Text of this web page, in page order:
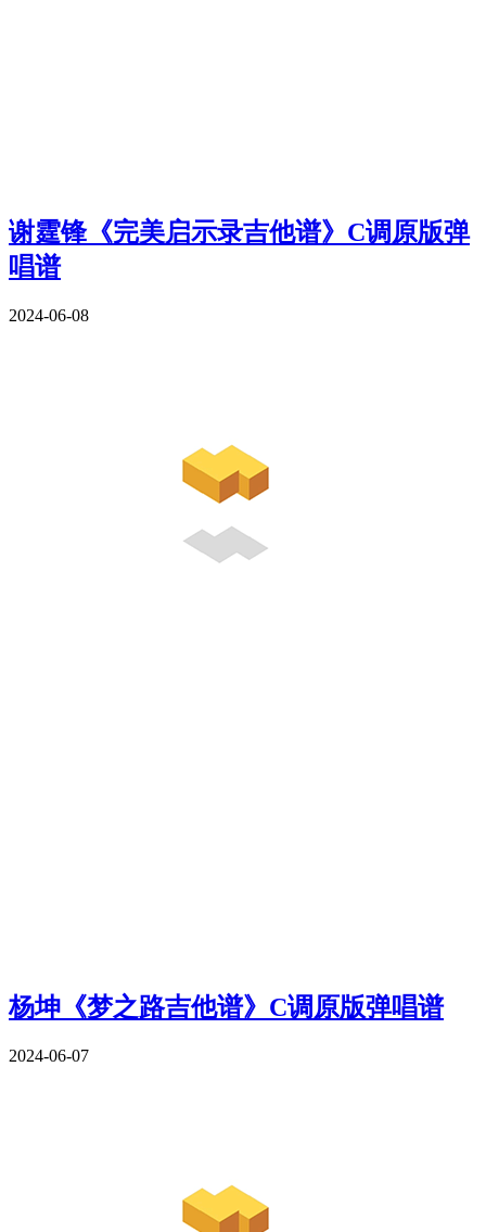
谢霆锋《完美启示录吉他谱》C调原版弹
唱谱
2024-06-08
杨坤《梦之路吉他谱》C调原版弹唱谱
2024-06-07